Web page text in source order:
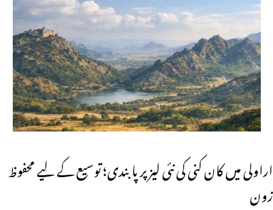
اراولی میں کان کنی کی نئی لیز پر پابندی؛ توسیع کے لیے محفوظ
زون